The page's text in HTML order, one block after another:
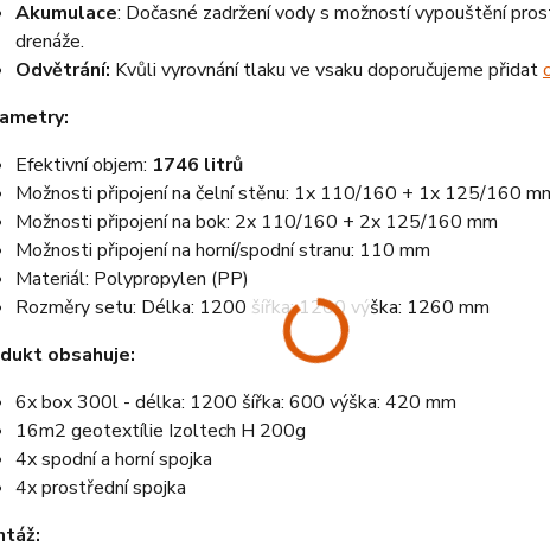
Akumulace: Dočasné zadržení vody s možností vypouštění
drenáže.
Odvětrání: Kvůli vyrovnání tlaku ve vsaku doporučujeme přidat
Efektivní objem: 1746 litrů
Možnosti připojení na čelní stěnu: 1x 110/160 + 1x 125/160
Možnosti připojení na bok: 2x 110/160 + 2x 125/160 mm
Možnosti připojení na horní/spodní stranu: 110 mm
Materiál: Polypropylen (PP)
Rozměry setu: Délka: 1200 šířka: 1200 výška: 1260 mm
obsahuje:
6x box 300l - délka: 1200 šířka: 600 výška: 420 mm
16m2 geotextílie Izoltech H 200g
4x spodní a horní spojka
4x prostřední spojka